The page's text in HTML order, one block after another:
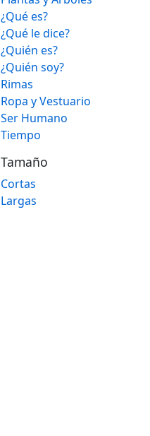
¿Qué es?
¿Qué le dice?
¿Quién es?
¿Quién soy?
Rimas
Ropa y Vestuario
Ser Humano
Tiempo
Tamaño
Cortas
Largas